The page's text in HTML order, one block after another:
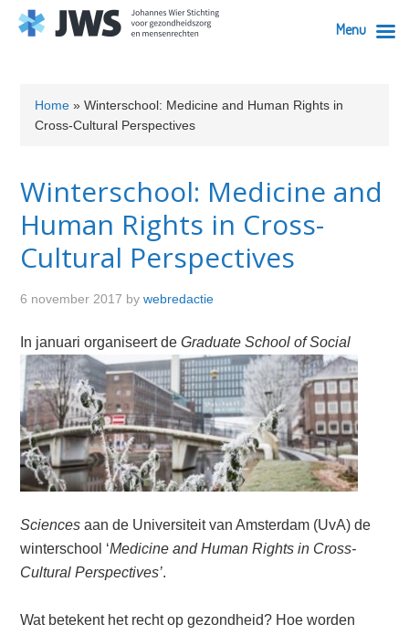
primary
content
primary
footer
Home »Winterschool: Medicine and Human Rights in
Cross-Cultural Perspectives
Winterschool: Medicine and
Human Rights in Cross-
Cultural Perspectives
6 november 2017 bywebredactie
In januariorganiseert deGraduate School of Social
Sciences aan de Universiteit van Amsterdam (UvA) de
winterschool ‘Medicine and Human Rights in Cross-
Cultural Perspectives’.
Wat betekent het recht op gezondheid? Hoe worden
Menu